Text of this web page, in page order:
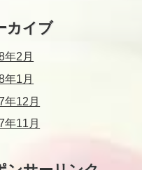
カイブ
年2月
年1月
年12月
年11月